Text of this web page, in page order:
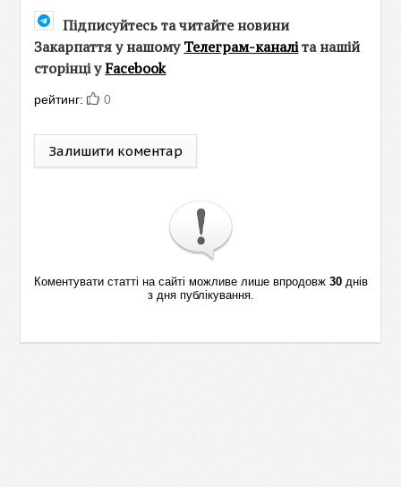
Підписуйтесь та читайте новини
Закарпаття у нашомуТелеграм-каналіта нашій
сторінці уFacebook
рейтинг: 0
Залишити коментар
Коментувати статті на сайті можливе лише впродовж 30днів
з дня публікування.